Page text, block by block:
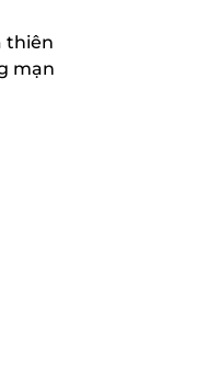
thiên
mạn